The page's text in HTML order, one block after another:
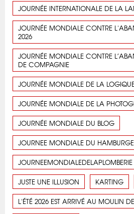
JOURNÉE INTERNATIONALE DE LA
JOURNÉE MONDIALE CONTRE
2026
JOURNÉE MONDIALE CONTRE
DE COMPAGNIE
JOURNÉE MONDIALE DE LA
JOURNÉE MONDIALE DE LA
JOURNÉE MONDIALE DU BLOG
JOURNEE MONDIALE DU
JOURNEEMONDIALEDELAPLOMBERIE
JUSTE UNE ILLUSION KARTING
L'ÉTÉ 2026 EST ARRIVÉ AU MOULIN